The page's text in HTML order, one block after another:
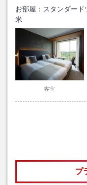
お部屋： スタンダード
米
客室
プ